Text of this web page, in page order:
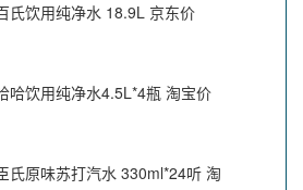
氏饮用纯净水 18.9L 京东价
哈饮用纯净水4.5L*4瓶 淘宝价
氏原味苏打汽水 330ml*24听 淘